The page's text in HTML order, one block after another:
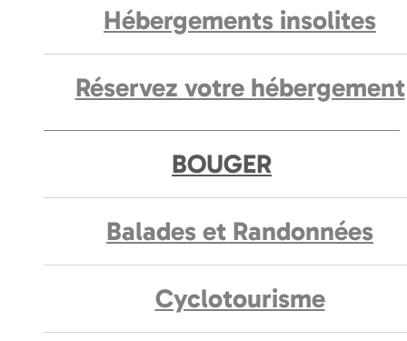
Hébergements insolites
Réservez votre hébergement
BOUGER
Balades et Randonnées
Cyclotourisme